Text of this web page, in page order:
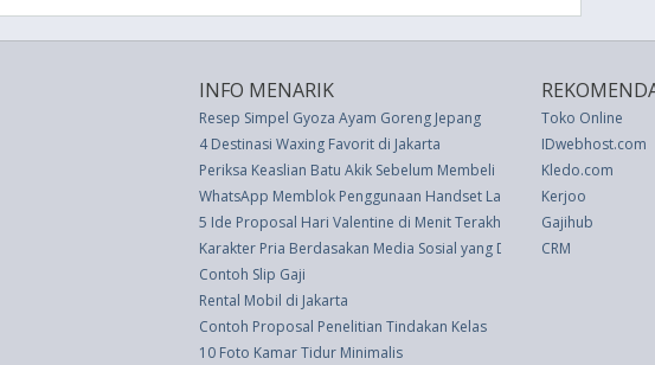
INFO MENARIK
Resep Simpel Gyoza Ayam Goreng Jepang
4 Destinasi Waxing Favorit di Jakarta
Periksa Keaslian Batu Akik Sebelum Membeli
WhatsApp Memblok Penggunaan Handset Lama iPhone dan Android
5 Ide Proposal Hari Valentine di Menit Terakhir untuk Memukau
Karakter Pria Berdasakan Media Sosial yang Dipakai
Contoh Slip Gaji
Rental Mobil di Jakarta
Contoh Proposal Penelitian Tindakan Kelas
10 Foto Kamar Tidur Minimalis
Toko Online
IDwebhost.com
Kledo.com
Kerjoo
Gajihub
CRM